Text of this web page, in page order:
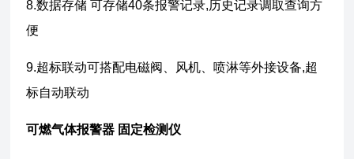
8.数据存储 可存储40条报警记录,历史记录调取查询方
便
9.超标联动可搭配电磁阀、风机、喷淋等外接设备,超
标自动联动
可燃气体报警器 固定检测仪